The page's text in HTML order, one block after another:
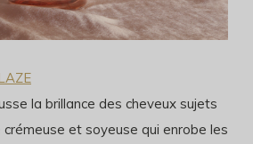
la brillance des cheveux sujets
et soyeuse qui enrobe les